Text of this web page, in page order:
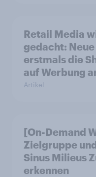
Retail Media
gedacht:
erstmals die
auf Werbung
Artikel
[On-Demand
Zielgruppe
Sinus Milieus
erkennen